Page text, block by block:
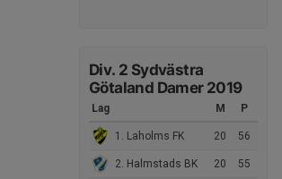
Div. 2 Sydvästra
Götaland Damer 2019
Lag M P
1. Laholms FK 20 56
2. Halmstads BK 20 55